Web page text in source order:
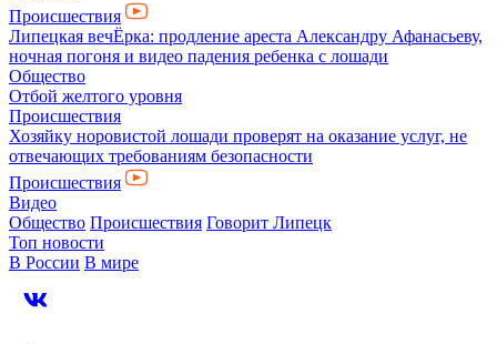
Происшествия
Липецкая вечЁрка: продление ареста Александру Афанасьеву,
ночная погоня и видео падения ребенка с лошади
Общество
Отбой желтого уровня
Происшествия
Хозяйку норовистой лошади проверят на оказание услуг, не
отвечающих требованиям безопасности
Происшествия
Видео
Общество Происшествия Говорит Липецк
Топ новости
В России В мире